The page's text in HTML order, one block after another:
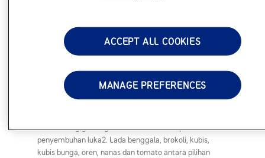
tubuh badan daripada jangkitan2. Makanan yang kaya
dengan vitamin A ialah kubis, lobak merah, limau
gedang, mangga, bayam, keledek, tembikai dan lain-
Vitamin C
Baik untuk gigi dan gusi serta membantu proses
penyembuhan luka2. Lada benggala, brokoli, kubis,
kubis bunga, oren, nanas dan tomato antara pilihan
MANAGE PREFERENCES
ACCEPT ALL COOKIES